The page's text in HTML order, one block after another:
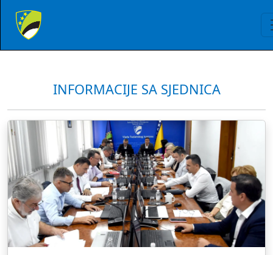
INFORMACIJE SA SJEDNICA